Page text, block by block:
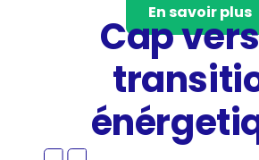
En savoir plus
Cap